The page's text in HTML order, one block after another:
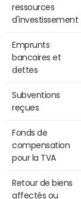
ressources
d'investissement
Emprunts
bancaires et
dettes
Subventions
reçues
Fonds de
compensation
pour la TVA
Retour de biens
affectés ou